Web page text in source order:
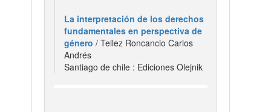
La interpretación de los derechos
fundamentales en perspectiva de
género / Tellez Roncancio Carlos
Andrés
Santiago de chile : Ediciones Olejnik